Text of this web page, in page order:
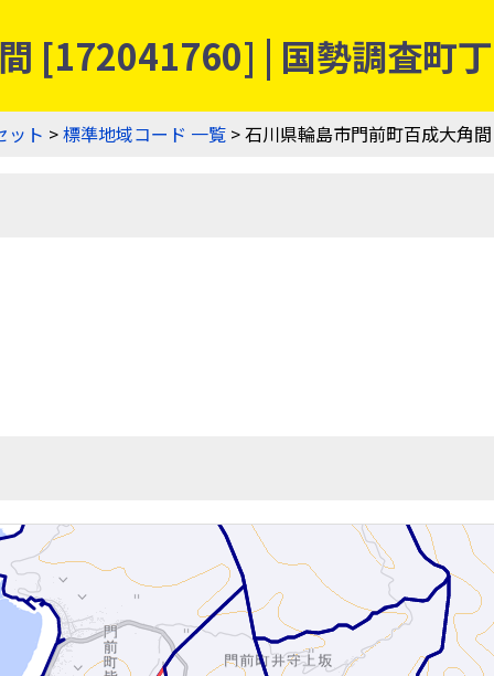
[172041760] | 国勢調査町
ット >標準地域コード 一覧 > 石川県輪島市門前町百成大角